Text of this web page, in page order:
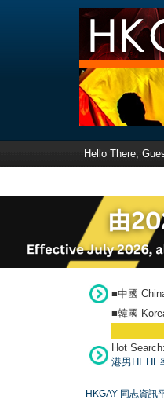
Hello There,
■中國
■韓國
Hot Search:
港男HEHE
HKGAY 同志資訊